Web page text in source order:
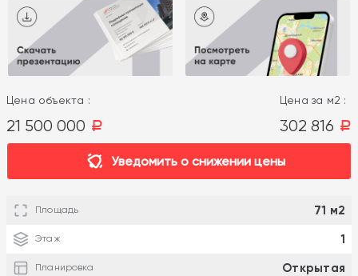
Цена объекта :
21 500 000 a
Цена за м2 :
302 816 a
Уведомить о снижении цены
Площадь 71 м2
Этаж 1
Планировка Открытая